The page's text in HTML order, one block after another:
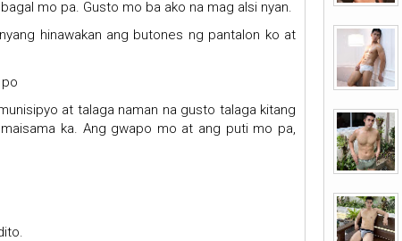
mo pa. Gusto mo ba ako na mag alsi nyan.
hinawakan ang butones ng pantalon ko at
at talaga naman na gusto talaga kitang
ka. Ang gwapo mo at ang puti mo pa,